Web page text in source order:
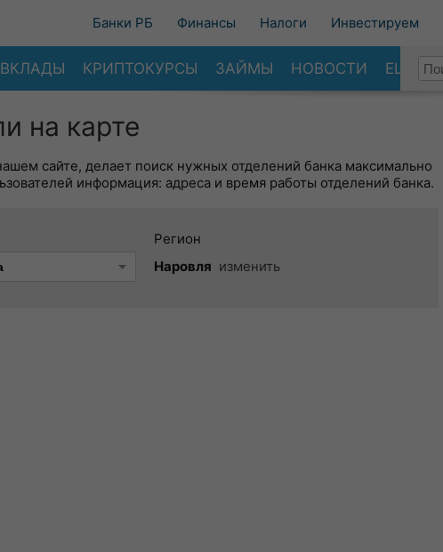
Банки РБ Финансы Налоги Инвестируем
ВКЛАДЫ КРИПТОКУРСЫ ЗАЙМЫ НОВОСТИ ЕЩЕ
на карте
сайте, делает поиск нужных отделений банка максимально
информация: адреса и время работы отделений банка.
Регион
Наровля изменить